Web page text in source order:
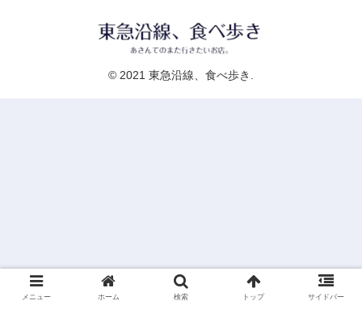
© 2021 東急沿線、食べ歩き.
メニュー ホーム 検索 トップ サイドバー